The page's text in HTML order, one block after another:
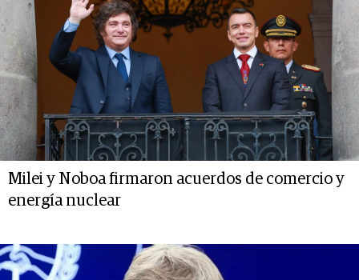
Milei y Noboa firmaron acuerdos de comercio y
energía nuclear